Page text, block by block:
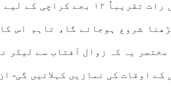
ختم نہیں ہوتا، یہاں تک کہ آدھی رات آجائے، اور یوں رات
شروع ہوجائے گا، تاہم اس کا
یہ کہ زوال آفتاب سے لیکر
اوقات کی نمازیں کہلائیں گی-